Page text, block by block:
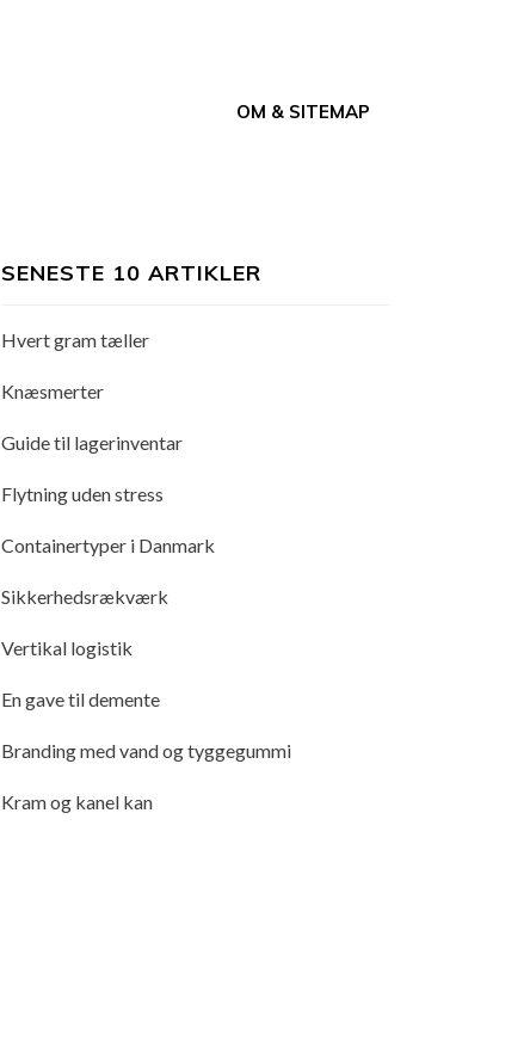
OM & SITEMAP
SENESTE 10 ARTIKLER
Hvert gram tæller
Knæsmerter
Guide til lagerinventar
Flytning uden stress
Containertyper i Danmark
Sikkerhedsrækværk
Vertikal logistik
En gave til demente
Branding med vand og tyggegummi
Kram og kanel kan